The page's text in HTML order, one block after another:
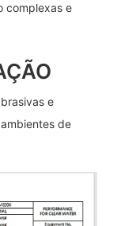
complexas e
e
de